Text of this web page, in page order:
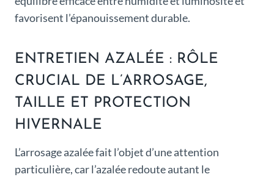
favorisent l’épanouissement durable.
ENTRETIEN AZALÉE : RÔLE
CRUCIAL DE L’ARROSAGE,
TAILLE ET PROTECTION
HIVERNALE
L’arrosage azalée fait l’objet d’une attention
particulière, car l’azalée redoute autant le